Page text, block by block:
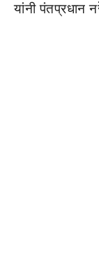
यांनी पंतप्रधान